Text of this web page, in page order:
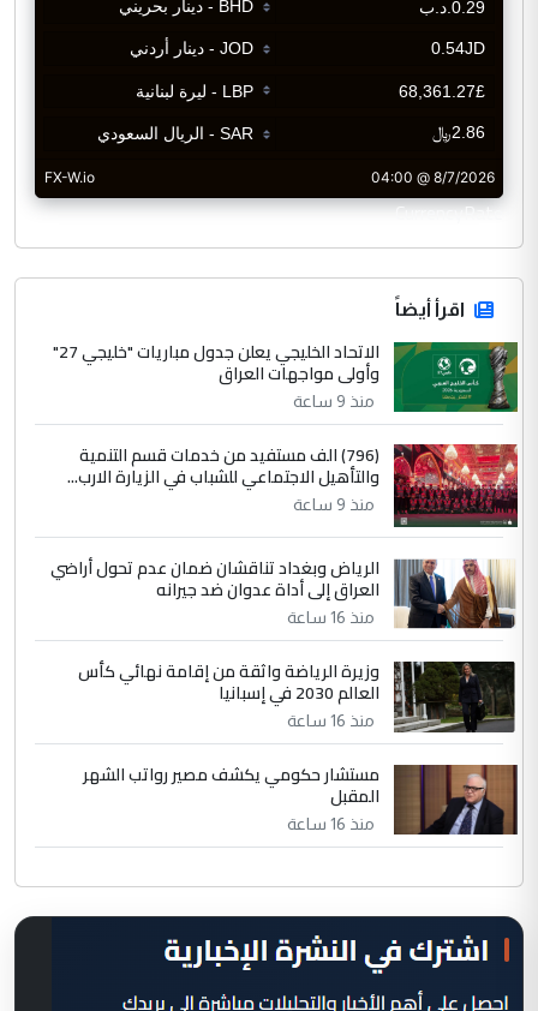
CurrencyRate
اقرأ أيضاً
الاتحاد الخليجي يعلن جدول مباريات "خليجي 27"
وأولى مواجهات العراق
منذ 9 ساعة
(796) الف مستفيد من خدمات قسم التنمية
والتأهيل الاجتماعي للشباب في الزيارة الارب...
منذ 9 ساعة
الرياض وبغداد تناقشان ضمان عدم تحول أراضي
العراق إلى أداة عدوان ضد جيرانه
منذ 16 ساعة
وزيرة الرياضة واثقة من إقامة نهائي كأس
العالم 2030 في إسبانيا
منذ 16 ساعة
مستشار حكومي يكشف مصير رواتب الشهر
المقبل
منذ 16 ساعة